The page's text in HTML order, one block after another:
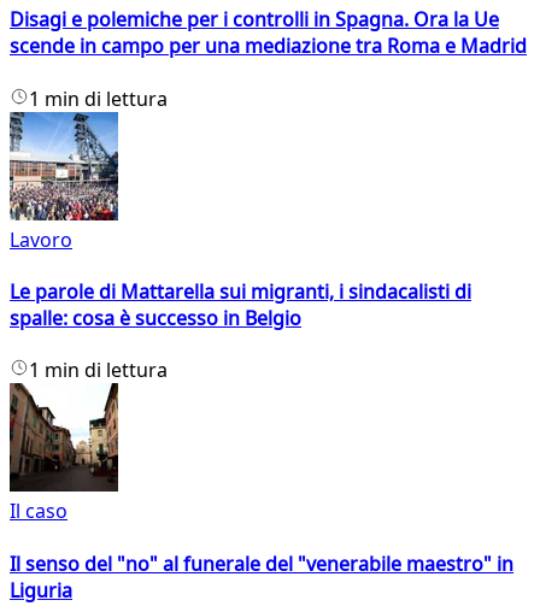
Disagi e polemiche per i controlli in Spagna. Ora la Ue
scende in campo per una mediazione tra Roma e Madrid
1 min di lettura
Lavoro
Le parole di Mattarella sui migranti, i sindacalisti di
spalle: cosa è successo in Belgio
1 min di lettura
Il caso
Il senso del "no" al funerale del "venerabile maestro" in
Liguria